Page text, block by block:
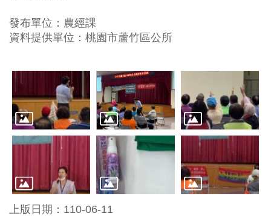
法
規
資
進
階
搜
尋
蘆
竹
發布單位：農經課
資料提供單位：桃園市蘆竹區公所
上版日期：110-06-11